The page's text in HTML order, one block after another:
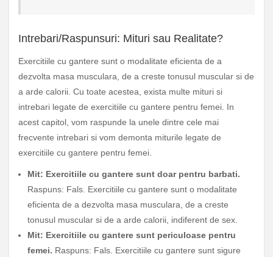
Intrebari/Raspunsuri: Mituri sau Realitate?
Exercitiile cu gantere sunt o modalitate eficienta de a
dezvolta masa musculara, de a creste tonusul muscular si de
a arde calorii. Cu toate acestea, exista multe mituri si
intrebari legate de exercitiile cu gantere pentru femei. In
acest capitol, vom raspunde la unele dintre cele mai
frecvente intrebari si vom demonta miturile legate de
exercitiile cu gantere pentru femei.
Mit: Exercitiile cu gantere sunt doar pentru barbati.
Raspuns: Fals. Exercitiile cu gantere sunt o modalitate
eficienta de a dezvolta masa musculara, de a creste
tonusul muscular si de a arde calorii, indiferent de sex.
Mit: Exercitiile cu gantere sunt periculoase pentru
femei. Raspuns: Fals. Exercitiile cu gantere sunt sigure